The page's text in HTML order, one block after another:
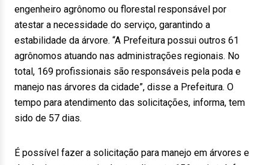
engenheiro agrônomo ou florestal responsável por
atestar a necessidade do serviço, garantindo a
estabilidade da árvore. “A Prefeitura possui outros 61
agrônomos atuando nas administrações regionais. No
total, 169 profissionais são responsáveis pela poda e
manejo nas árvores da cidade”, disse a Prefeitura. O
tempo para atendimento das solicitações, informa, tem
sido de 57 dias.
É possível fazer a solicitação para manejo em árvores e